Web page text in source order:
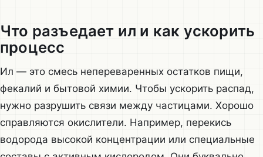
Что разъедает ил и как ускорить
процесс
Ил — это смесь непереваренных остатков пищи,
фекалий и бытовой химии. Чтобы ускорить распад,
нужно разрушить связи между частицами. Хорошо
справляются окислители. Например, перекись
водорода высокой концентрации или специальные